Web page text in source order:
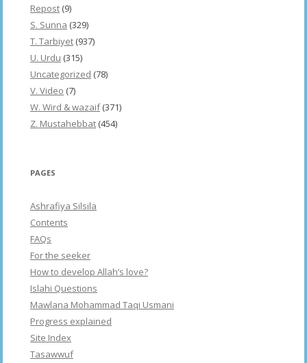
Repost (9)
S. Sunna (329)
T. Tarbiyet (937)
U. Urdu (315)
Uncategorized (78)
V. Video (7)
W. Wird & wazaif(371)
Z. Mustahebbat (454)
PAGES
Ashrafiya Silsila
Contents
FAQs
For the seeker
How to develop Allah’s love?
Islahi Questions
Mawlana Mohammad Taqi Usmani
Progress explained
Site Index
Tasawwuf